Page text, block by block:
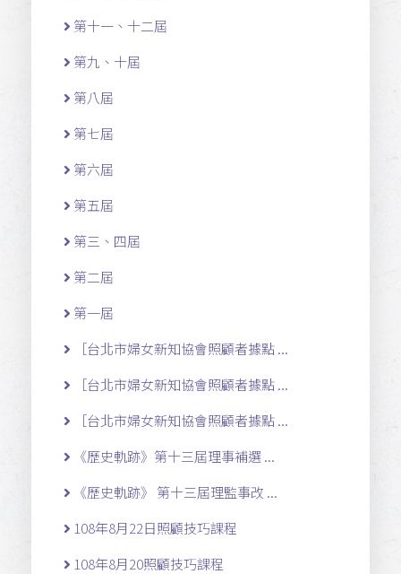
第十一 、十二 屆
第九、十屆
第八屆
第七屆
第六屆
第五屆
第三、四屆
第二屆
第一屆
［台北市婦女新知協會照顧者據點 ...
［台北市婦女新知協會照顧者據點 ...
［台北市婦女新知協會照顧者據點 ...
《歷史軌跡》第十三屆理事補選 ...
《歷史軌跡》 第十三屆理監事改 ...
108年8月22日照顧技巧課程
108年8月20照顧技巧課程